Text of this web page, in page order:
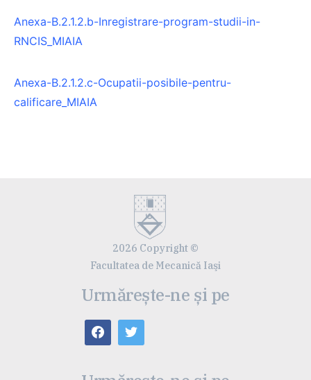
Anexa-B.2.1.2.b-Inregistrare-program-studii-in-
RNCIS_MIAIA
Anexa-B.2.1.2.c-Ocupatii-posibile-pentru-
calificare_MIAIA
2026 Copyright ©
Facultatea de Mecanică Iaşi
Urmărește-ne și pe